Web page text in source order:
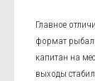
Главное
формат
капитан на
выходы